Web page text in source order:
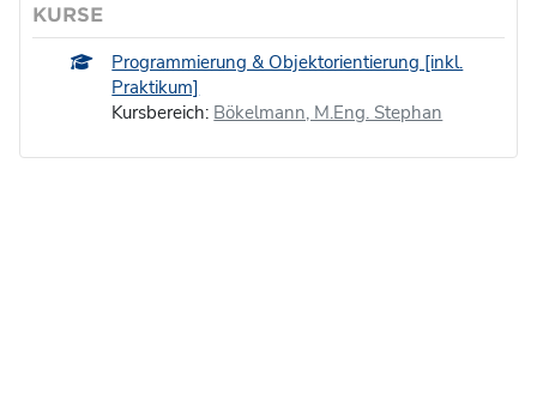
KURSE
Programmierung & Objektorientierung [inkl.
Praktikum]
Kursbereich: Bökelmann, M.Eng. Stephan